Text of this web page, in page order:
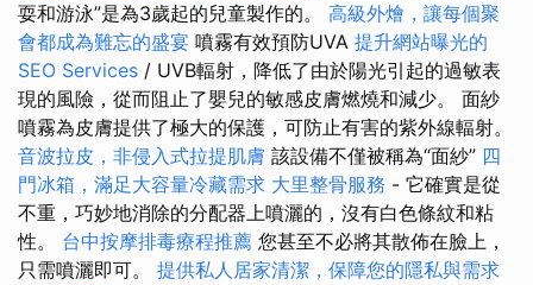
耍和游泳”是為3歲起的兒童製作的。 高級外燴，讓每個聚
會都成為難忘的盛宴 噴霧有效預防UVA 提升網站曝光的
SEO Services / UVB輻射，降低了由於陽光引起的過敏表
現的風險，從而阻止了嬰兒的敏感皮膚燃燒和減少。 面紗
噴霧為皮膚提供了極大的保護，可防止有害的紫外線輻射。
音波拉皮，非侵入式拉提肌膚 該設備不僅被稱為“面紗” 四
門冰箱，滿足大容量冷藏需求 大里整骨服務 - 它確實是從
不重，巧妙地消除的分配器上噴灑的，沒有白色條紋和粘
性。 台中按摩排毒療程推薦 您甚至不必將其散佈在臉上，
只需噴灑即可。 提供私人居家清潔，保障您的隱私與需求